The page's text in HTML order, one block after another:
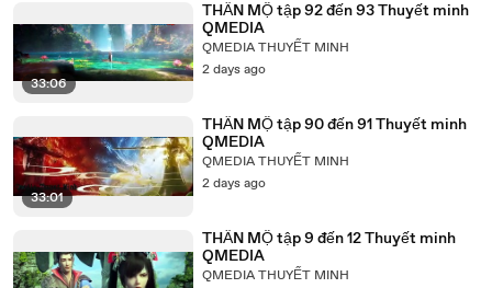
33:06
THẦN MỘ tập 92 đến 93 Thuyết minh
QMEDIA
QMEDIA THUYẾT MINH
2 days ago
33:01
THẦN MỘ tập 90 đến 91 Thuyết minh
QMEDIA
QMEDIA THUYẾT MINH
2 days ago
THẦN MỘ tập 9 đến 12 Thuyết minh
QMEDIA
QMEDIA THUYẾT MINH